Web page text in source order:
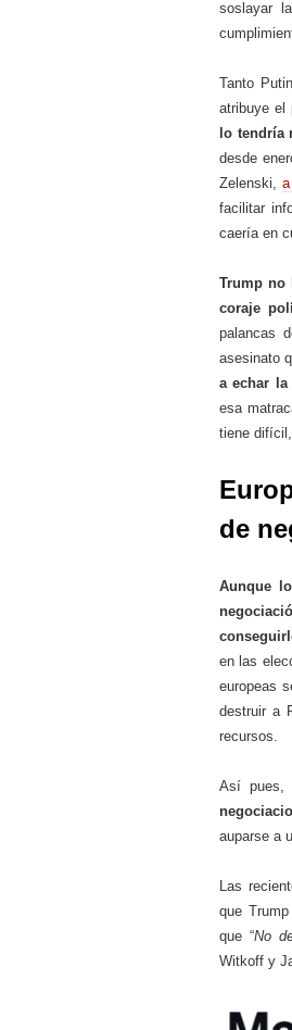
soslayar
Tanto
atribuye el
lo tendría
desde
Zelenski,
facilitar
caería en
Trump no
coraje
palancas
asesinato
a echar
esa
tiene
de
Aunque
en las
europeas
destruir a
recursos.
Así pues,
auparse a
Las
que Trump
que “No
Witkoff y